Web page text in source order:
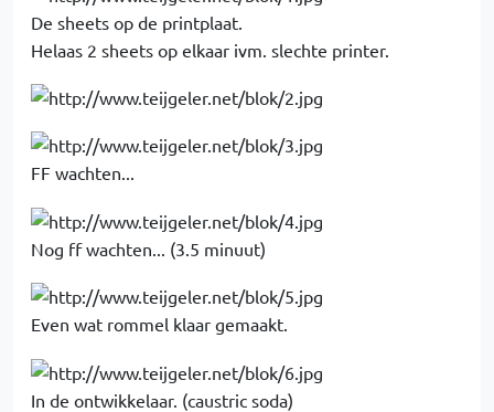
De sheets op de printplaat.
Helaas 2 sheets op elkaar ivm. slechte printer.
FF wachten...
Nog ff wachten... (3.5 minuut)
Even wat rommel klaar gemaakt.
In de ontwikkelaar. (caustric soda)